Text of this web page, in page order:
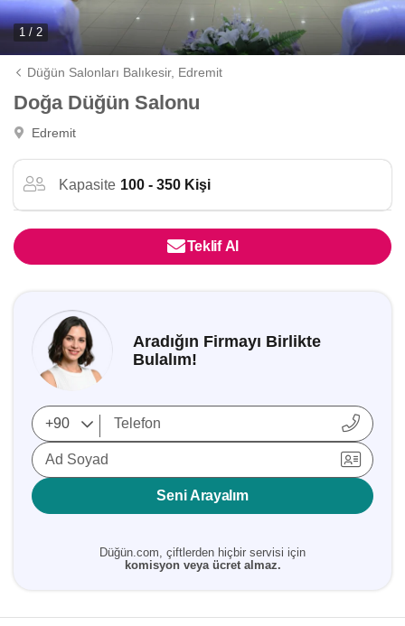
1 / 2
Düğün Salonları Balıkesir, Edremit
Doğa Düğün Salonu
Edremit
Kapasite 100 - 350 Kişi
Teklif Al
Aradığın Firmayı Birlikte
Bulalım!
Ad Soyad
Seni Arayalım
Düğün.com, çiftlerden hiçbir servisi için
komisyon veya ücret almaz.